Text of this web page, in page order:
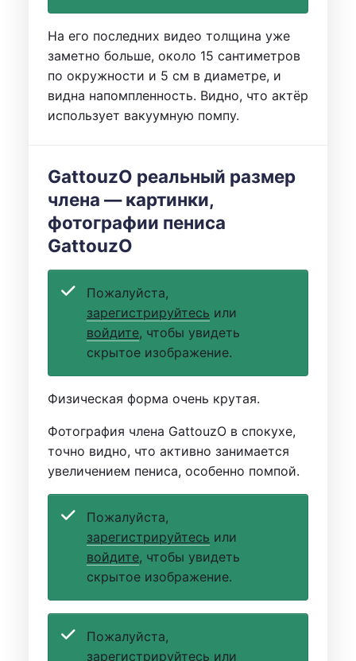
На его последних видео толщина уже
заметно больше, около 15 сантиметров
по окружности и 5 см в диаметре, и
видна напомпленность. Видно, что актёр
использует вакуумную помпу.
GattouzO реальный размер
члена — картинки,
фотографии пениса
GattouzO
Пожалуйста,
зарегистрируйтесь или
войдите, чтобы увидеть
скрытое изображение.
Физическая форма очень крутая.
Фотография члена GattouzO в спокухе,
точно видно, что активно занимается
увеличением пениса, особенно помпой.
Пожалуйста,
зарегистрируйтесь или
войдите, чтобы увидеть
скрытое изображение.
Пожалуйста,
зарегистрируйтесь или